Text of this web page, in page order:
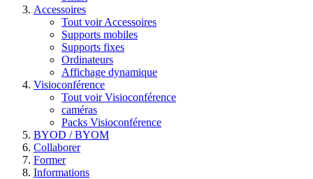
Accessoires
Tout voir Accessoires
Supports mobiles
Supports fixes
Ordinateurs
Affichage dynamique
Visioconférence
Tout voir Visioconférence
caméras
Packs Visioconférence
BYOD / BYOM
Collaborer
Former
Informations